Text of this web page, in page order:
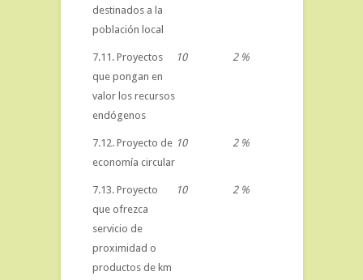
destinados a la
población local
7.11. Proyectos
que pongan en
valor los recursos
endógenos
10 2 %
7.12. Proyecto de
economía circular
10 2 %
7.13. Proyecto
que ofrezca
servicio de
proximidad o
productos de km
10 2 %